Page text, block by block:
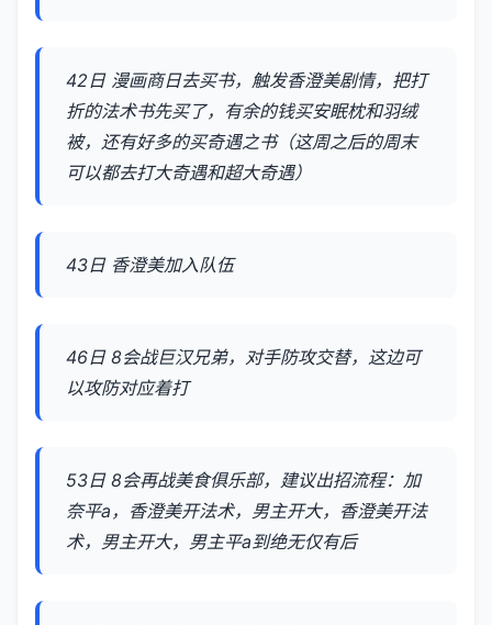
42日 漫画商日去买书，触发香澄美剧情，把打
折的法术书先买了，有余的钱买安眠枕和羽绒
被，还有好多的买奇遇之书（这周之后的周末
可以都去打大奇遇和超大奇遇）
43日 香澄美加入队伍
46日 8会战巨汉兄弟，对手防攻交替，这边可
以攻防对应着打
53日 8会再战美食俱乐部，建议出招流程：加
奈平a，香澄美开法术，男主开大，香澄美开法
术，男主开大，男主平a到绝无仅有后